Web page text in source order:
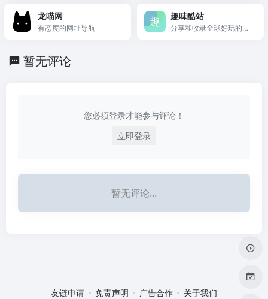
来!
动线报、网站源码、网络
课程、油猴脚本、浏览器
龙喵网
有态度的网址导航
趣味酷站
分享和收录全球好玩的网
暂无评论
您必须登录才能参与评论！
立即登录
暂无评论...
友链申请 免责声明 广告合作 关于我们